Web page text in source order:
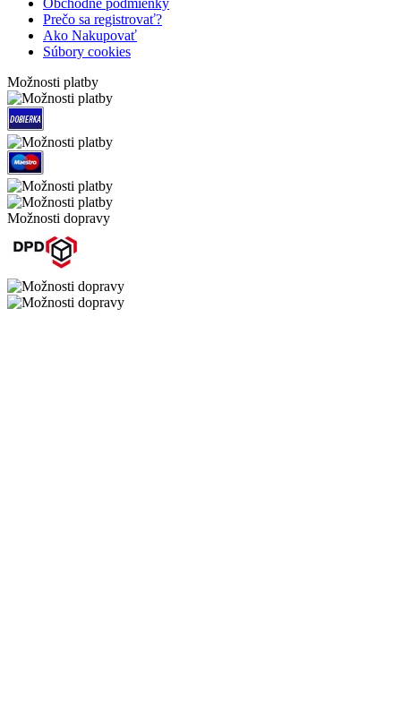
Obchodné podmienky
Prečo sa registrovať?
Ako Nakupovať
Súbory cookies
Možnosti platby
Možnosti dopravy